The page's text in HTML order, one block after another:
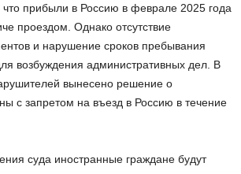
прибыли в Россию в феврале 2025 года
проездом. Однако отсутствие
и нарушение сроков пребывания
возбуждения административных дел. В
вынесено решение о
с запретом на въезд в Россию в течение
суда иностранные граждане будут